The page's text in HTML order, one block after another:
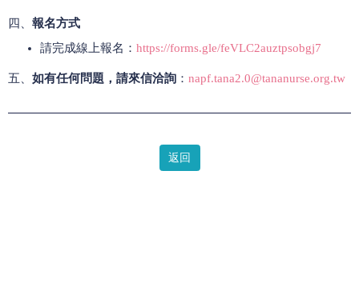
四、 報名方式
請完成線上報名： https://forms.gle/feVLC2auztpsobgj7
五、 如有任何問題，請來信洽詢 ： napf.tana2.0@tananurse.org.tw
返回